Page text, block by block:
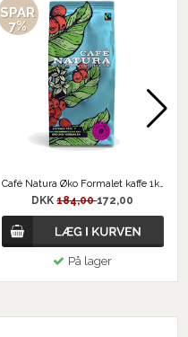
SPAR
7%
Café Natura Øko Formalet kaffe 1kg
DKK184,00172,00
På lager